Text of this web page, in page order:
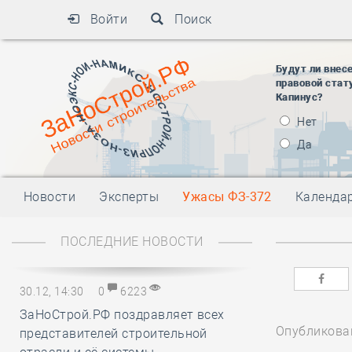
Войти Поиск
Будут ли
правовой
Капинус?
Нет
Да
Новости Эксперты Ужасы ФЗ-372
ПОСЛЕДНИЕ НОВОСТИ
30.12, 14:30 0 6223
ЗаНоСтрой.РФ поздравляет всех
представителей строительной